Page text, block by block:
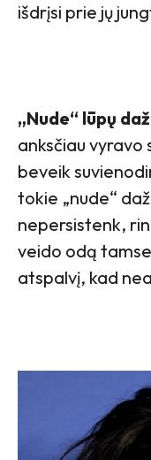
išdrįsi prie jų
„Nude“ lūpų
anksčiau vyravo
beveik
tokie „nude“
nepersistenk,
veido odą
atspalvį, kad